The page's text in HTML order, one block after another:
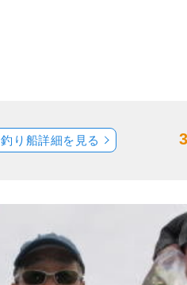
釣り船詳細を見る